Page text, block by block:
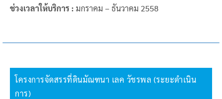
ช่วงเวลาให้บริการ : มกราคม – ธันวาคม 2558
โครงการจัดสรรที่ดินมัณฑนา เลค วัชรพล (ระยะดำเนิน
การ)